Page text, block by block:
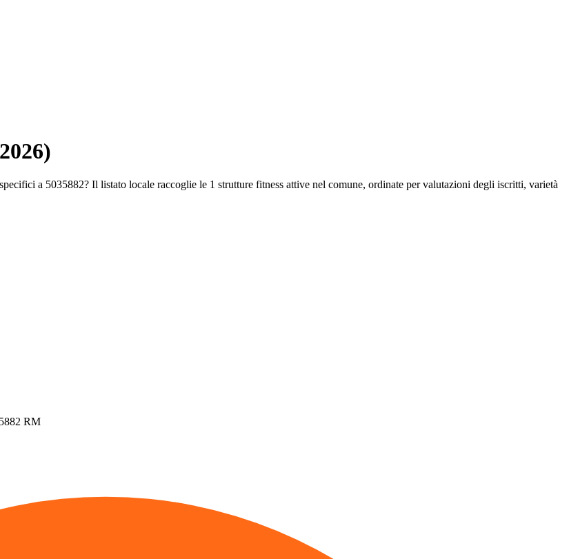
a 5035882? Il listato locale raccoglie le 1 strutture fitness attive nel comune, ordinate per valutazioni degli iscritti, varietà
RM